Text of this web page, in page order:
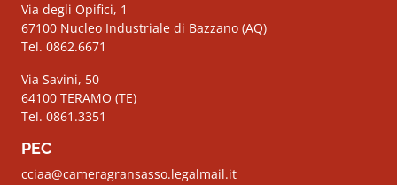
Via degli Opifici, 1
67100 Nucleo Industriale di Bazzano (AQ)
Tel. 0862.6671
Via Savini, 50
64100 TERAMO (TE)
Tel. 0861.3351
PEC
cciaa@cameragransasso.legalmail.it